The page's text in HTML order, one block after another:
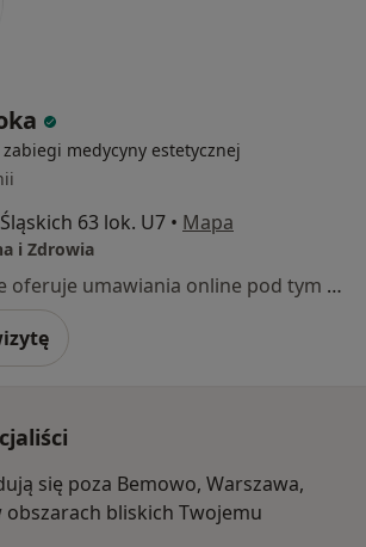
medycyny estetycznej
63 lok. U7 • Mapa
i Zdrowia
Specjalista nie oferuje umawiania online pod tym adresem.
się poza Bemowo, Warszawa,
obszarach bliskich Twojemu